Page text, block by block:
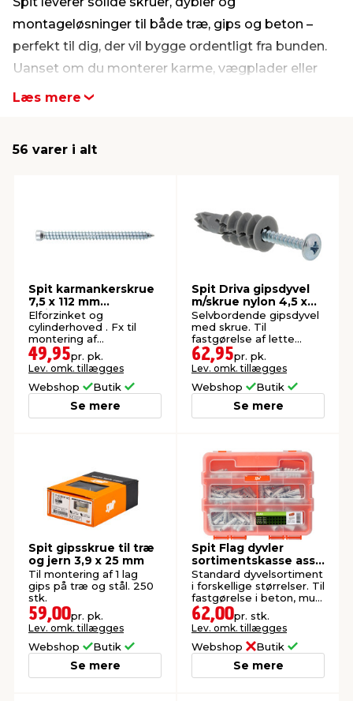
& stilladser
& ukrudt
& sikkerhed
fittings
data & TV
udendørs spa
fritid
montageløsninger til både træ, gips og beton –
perfekt til dig, der vil bygge ordentligt fra bunden.
Uanset om du monterer karme, vægplader eller
beslag, får du pålidelige produkter med høj styrke
hele sortimentet her på siden.
Læs mere
56 varer i alt
Spit karmankerskrue
7,5 x 112 mm
cylinderhoved 12 stk.
Elforzinket og
cylinderhoved . Fx til
montering af
vinduesrammer.
49,95pr. pk.
Lev. omk. tillægges
Webshop Butik
Se mere
Spit Driva gipsdyvel
m/skrue nylon 4,5 x
45 mm 8 stk.
Selvbordende gipsdyvel
med skrue. Til
fastgørelse af lette
emner i gips.
62,95pr. pk.
Lev. omk. tillægges
Webshop Butik
Se mere
Spit gipsskrue til træ
og jern 3,9 x 25 mm
Til montering af 1 lag
gips på træ og stål. 250
stk.
59,00pr. pk.
Lev. omk. tillægges
Webshop Butik
Se mere
Spit Flag dyvler
sortimentskasse ass.
160 stk.
Standard dyvelsortiment
i forskellige størrelser. Til
fastgørelse i beton, mur
og letbeton.
62,00pr. stk.
Lev. omk. tillægges
Webshop Butik
Se mere